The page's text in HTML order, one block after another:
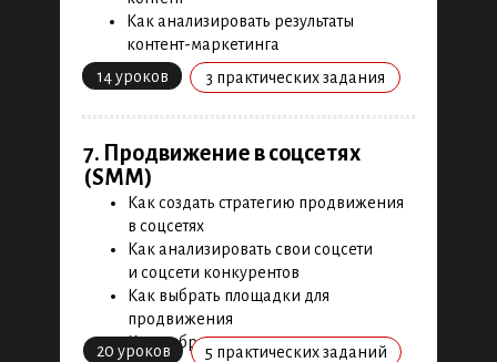
Как создать стратегию продвижения
в соцсетях
Как анализировать свои соцсети
и соцсети конкурентов
Как выбрать площадки для
продвижения
Как выбрать методы продвижения
7. Продвижение в соцсетях
(SMM)
20 уроков 5 практических заданий
Как анализировать результаты
контент-маркетинга
14 уроков 3 практических задания
Какие цели и задачи у интернет-
маркетинга
Какие есть каналы продвижения в
интернет-маркетинге
Как развиваться в интернет-
маркетинге
4. Введение в интернет-
маркетинг
5 уроков 1 тренажер